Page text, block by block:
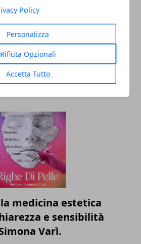
Policy
Personalizza
Rifiuta Opzionali
Accetta Tutto
a Torino come a
diritti umani nel nome
medicina estetica
e sensibilità
Varì.